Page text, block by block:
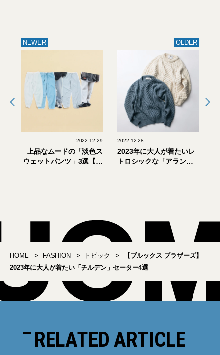
NEWER
2022.12.29
上品なムードの「淡色ス
ウェットパンツ」3選【大
OLDER
2022.12.28
2023年に大人が着たいレ
トロシックな「アラン編
HOME FASHION トピック
【ブルックス ブラザーズ】
2023年に大人が着たい「チルデン」セーター4選
RELATED ARTICLE